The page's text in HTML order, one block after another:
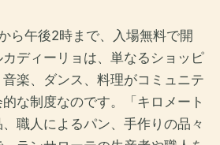
ら午後2時まで、入場無料で開
ディーリョは、単なるショッピ
楽、ダンス、料理がコミュニテ
な制度なのです。「キロメート
職人によるパン、手作りの品々